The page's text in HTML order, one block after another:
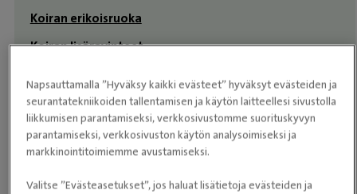
Koiran erikoisruoka
Koiran lisäravinteet
Koiran päivittäisruoka
PURINA® PRO PLAN® Expert Care Nutrition -
päivittäisruoka
Napsauttamalla ”Hyväksy kaikki evästeet” hyväksyt evästeiden ja
seurantatekniikoiden tallentamisen ja käytön laitteellesi sivustolla
liikkumisen parantamiseksi, verkkosivustomme suorituskyvyn
parantamiseksi, verkkosivuston käytön analysoimiseksi ja
markkinointitoimiemme avustamiseksi.
Valitse ”Evästeasetukset”, jos haluat lisätietoja evästeiden ja